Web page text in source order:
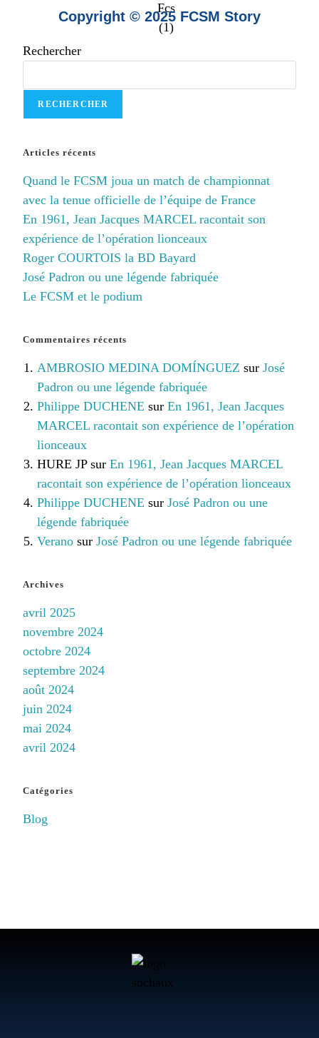
Copyright © 2025 FCSM Story
Rechercher
RECHERCHER
Articles récents
Quand le FCSM joua un match de championnat
avec la tenue officielle de l’équipe de France
En 1961, Jean Jacques MARCEL racontait son
expérience de l’opération lionceaux
Roger COURTOIS la BD Bayard
José Padron ou une légende fabriquée
Le FCSM et le podium
Commentaires récents
AMBROSIO MEDINA DOMÍNGUEZ surJosé
Padron ou une légende fabriquée
Philippe DUCHENE surEn 1961, Jean Jacques
MARCEL racontait son expérience de l’opération
lionceaux
HURE JPsurEn 1961, Jean Jacques MARCEL
racontait son expérience de l’opération lionceaux
Philippe DUCHENE surJosé Padron ou une
légende fabriquée
Verano surJosé Padron ou une légende fabriquée
Archives
avril 2025
novembre 2024
octobre 2024
septembre 2024
août 2024
juin 2024
mai 2024
avril 2024
Catégories
Blog